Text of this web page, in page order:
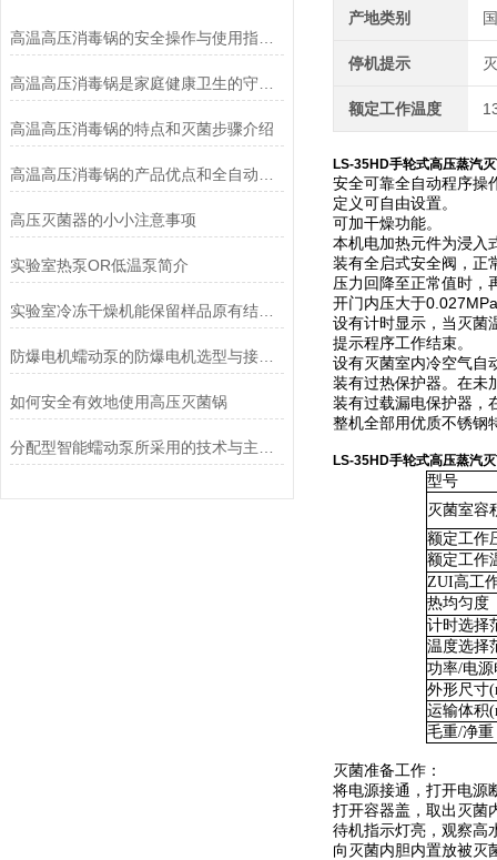
高温高压消毒锅的安全操作与使用指南说明
高温高压消毒锅的特点和灭菌步骤介绍
高压灭菌器的小小注意事项
实验室热泵OR低温泵简介
实验室冷冻干燥机能保留样品原有结构和活性
防爆电机蠕动泵的防爆电机选型与接线要求
如何安全有效地使用高压灭菌锅
产地类别
停机提示
额定工作温度
LS-35HD手轮式高压蒸汽
安全可靠全自动程序操
定义可自由设置。
可加干燥功能。
本机电加热元件为浸入
装有全启式安全阀，正
压力回降至正常值时，
开门内压大于
设有计时显示，当灭菌
提示程序工作结束。
设有灭菌室内冷空气自
装有过热保护器。在未
装有过载漏电保护器，
整机全部用优质不锈钢
LS-35HD手轮式高压蒸汽
型号
灭菌室容
额定工作
额定工作
ZUI高工
热均匀度
计时选择
温度选择
功率/电源
外形尺寸
运输体积
毛重/净重
灭菌准备工作：
将电源接通，打开电源
打开容器盖，取出灭菌
待机指示灯亮，观察高
向灭菌内胆内置放被灭